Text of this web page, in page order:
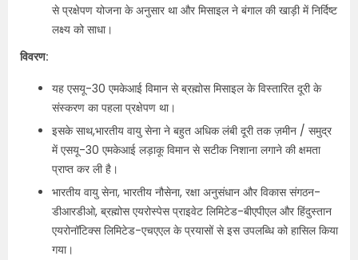
से प्रक्षेपण योजना के अनुसार था और मिसाइल ने बंगाल की खाड़ी में निर्दिष्ट
लक्ष्य को साधा।
विवरण:
यह एसयू-30 एमकेआई विमान से ब्रह्मोस मिसाइल के विस्तारित दूरी के
संस्करण का पहला प्रक्षेपण था।
इसके साथ,भारतीय वायु सेना ने बहुत अधिक लंबी दूरी तक ज़मीन / समुद्र
में एसयू-30 एमकेआई लड़ाकू विमान से सटीक निशाना लगाने की क्षमता
प्राप्त कर ली है।
भारतीय वायु सेना, भारतीय नौसेना, रक्षा अनुसंधान और विकास संगठन-
डीआरडीओ, ब्रह्मोस एयरोस्पेस प्राइवेट लिमिटेड-बीएपीएल और हिंदुस्तान
एयरोनॉटिक्स लिमिटेड-एचएएल के प्रयासों से इस उपलब्धि को हासिल किया
गया।